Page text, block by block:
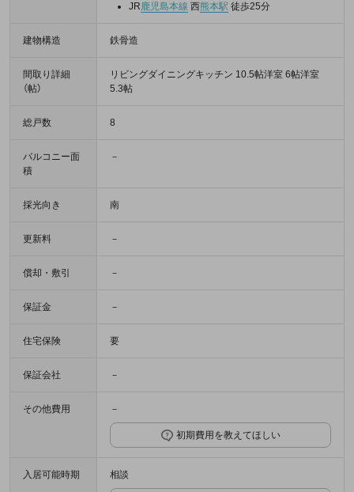
JR鹿児島本線 西熊本駅 徒歩25分
建物構造 鉄骨造
間取り詳細
（帖）
リビングダイニングキッチン 10.5帖洋室 6帖洋室
5.3帖
総戸数 8
バルコニー面
積
－
採光向き 南
更新料 －
償却・敷引 －
保証金 －
住宅保険 要
保証会社 －
その他費用 －
初期費用を教えてほしい
入居可能時期 相談